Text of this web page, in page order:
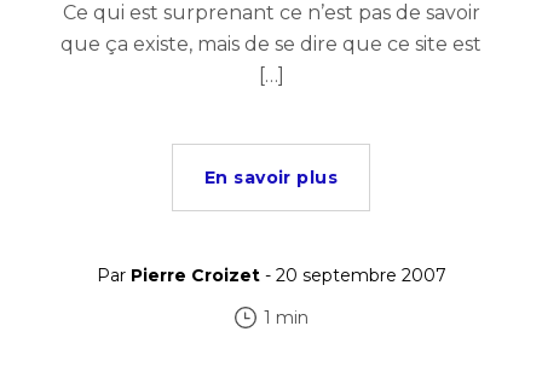
Ce qui est surprenant ce n’est pas de savoir
que ça existe, mais de se dire que ce site est
[…]
En savoir plus
Par Pierre Croizet- 20 septembre 2007
1 min